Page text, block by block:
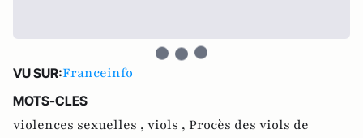
VU SUR:Franceinfo
MOTS-CLES
violences sexuelles , viols , Procès des viols de